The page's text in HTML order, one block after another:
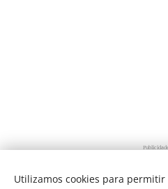
Utilizamos cookies para